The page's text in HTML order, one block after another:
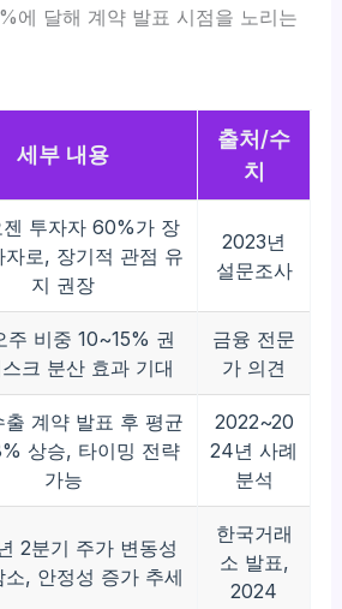
에 달해 계약 발표 시점을 노리는
세부 내용
출처/수
치
젠 투자자 60%가 장
자로, 장기적 관점 유
지 권장
2023년
설문조사
주 비중 10~15% 권
크 분산 효과 기대
금융 전문
가 의견
출 계약 발표 후 평균
상승, 타이밍 전략
가능
2022~20
24년 사례
분석
2분기 주가 변동성
소, 안정성 증가 추세
한국거래
소 발표,
2024